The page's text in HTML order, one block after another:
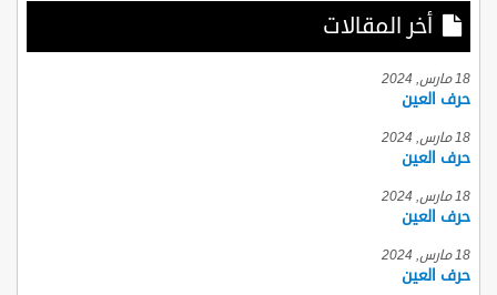
أخر المقالات
18 مارس, 2024
حرف العين
18 مارس, 2024
حرف العين
18 مارس, 2024
حرف العين
18 مارس, 2024
حرف العين